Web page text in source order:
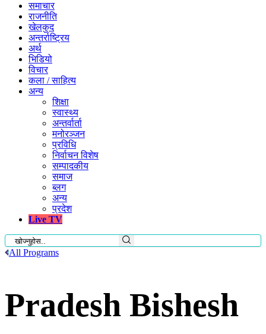
समाचार
राजनीति
खेलकुद
अन्तर्राष्ट्रिय
अर्थ
भिडियो
विचार
कला / साहित्य
अन्य
शिक्षा
स्वास्थ्य
अन्तर्वार्ता
मनोरञ्जन
प्रविधि
निर्वाचन विशेष
सम्पादकीय
समाज
ब्लग
अन्य
प्रदेश
Live TV
All Programs
Pradesh Bishesh